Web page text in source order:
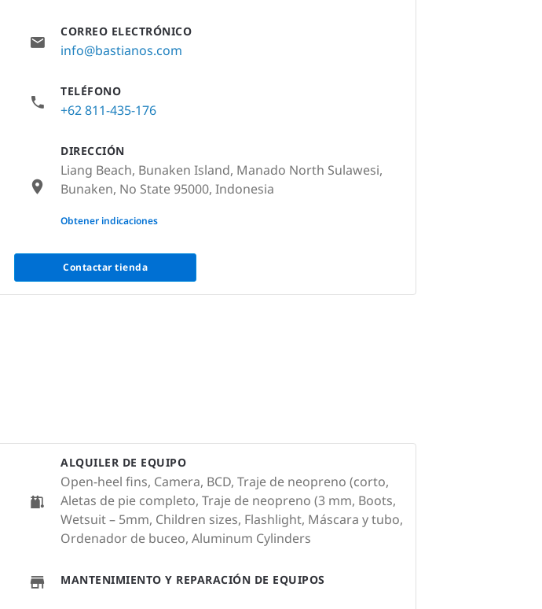
CORREO ELECTRÓNICO
info@bastianos.com
TELÉFONO
+62 811-435-176
DIRECCIÓN
Liang Beach, Bunaken Island, Manado North Sulawesi,
Bunaken, No State 95000, Indonesia
None
Obtener indicaciones
Contactar tienda
ALQUILER DE EQUIPO
Open-heel fins, Camera, BCD, Traje de neopreno (corto,
Aletas de pie completo, Traje de neopreno (3 mm, Boots,
Wetsuit – 5mm, Children sizes, Flashlight, Máscara y tubo,
Ordenador de buceo, Aluminum Cylinders
MANTENIMIENTO Y REPARACIÓN DE EQUIPOS